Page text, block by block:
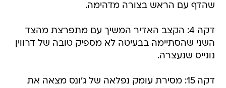
שהדף עם הראש בצורה מדהימה.
דקה 4: הקצב האדיר המשיך עם מתפרצת מהצד
השני שהסתיימה בבעיטה לא מספיק טובה של דרווין
נונייס שנעצרה.
דקה 15: מסירת עומק נפלאה של ג'ונס מצאה את